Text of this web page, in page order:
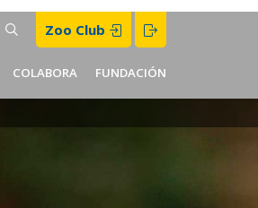
BUSCAR
Zoo Club
COLABORA FUNDACIÓN